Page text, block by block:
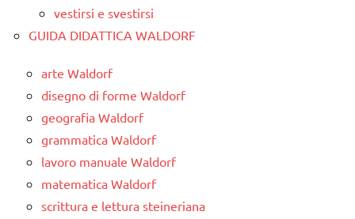
vestirsi e svestirsi
GUIDA DIDATTICA WALDORF
arte Waldorf
disegno di forme Waldorf
geografia Waldorf
grammatica Waldorf
lavoro manuale Waldorf
matematica Waldorf
scrittura e lettura steineriana